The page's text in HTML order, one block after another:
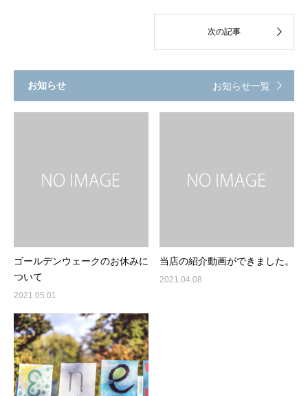
お知らせ お知らせ一覧
ゴールデンウェークのお休みに
ついて
2021.05.01
当店の紹介動画ができました。
2021.04.08